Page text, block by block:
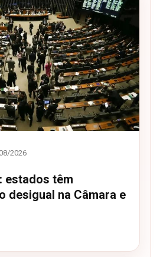
2026
estados têm
desigual na Câmara e